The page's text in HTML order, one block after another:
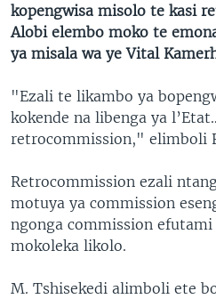
kopengwisa misolo te kasi
Alobi elembo moko te
ya misala wa ye Vital
"Ezali te likambo ya
kokende na libenga ya
retrocommission," elimboli
Retrocommission ezali
motuya ya commission
ngonga commission
mokoleka likolo.
M. Tshisekedi alimboli ete